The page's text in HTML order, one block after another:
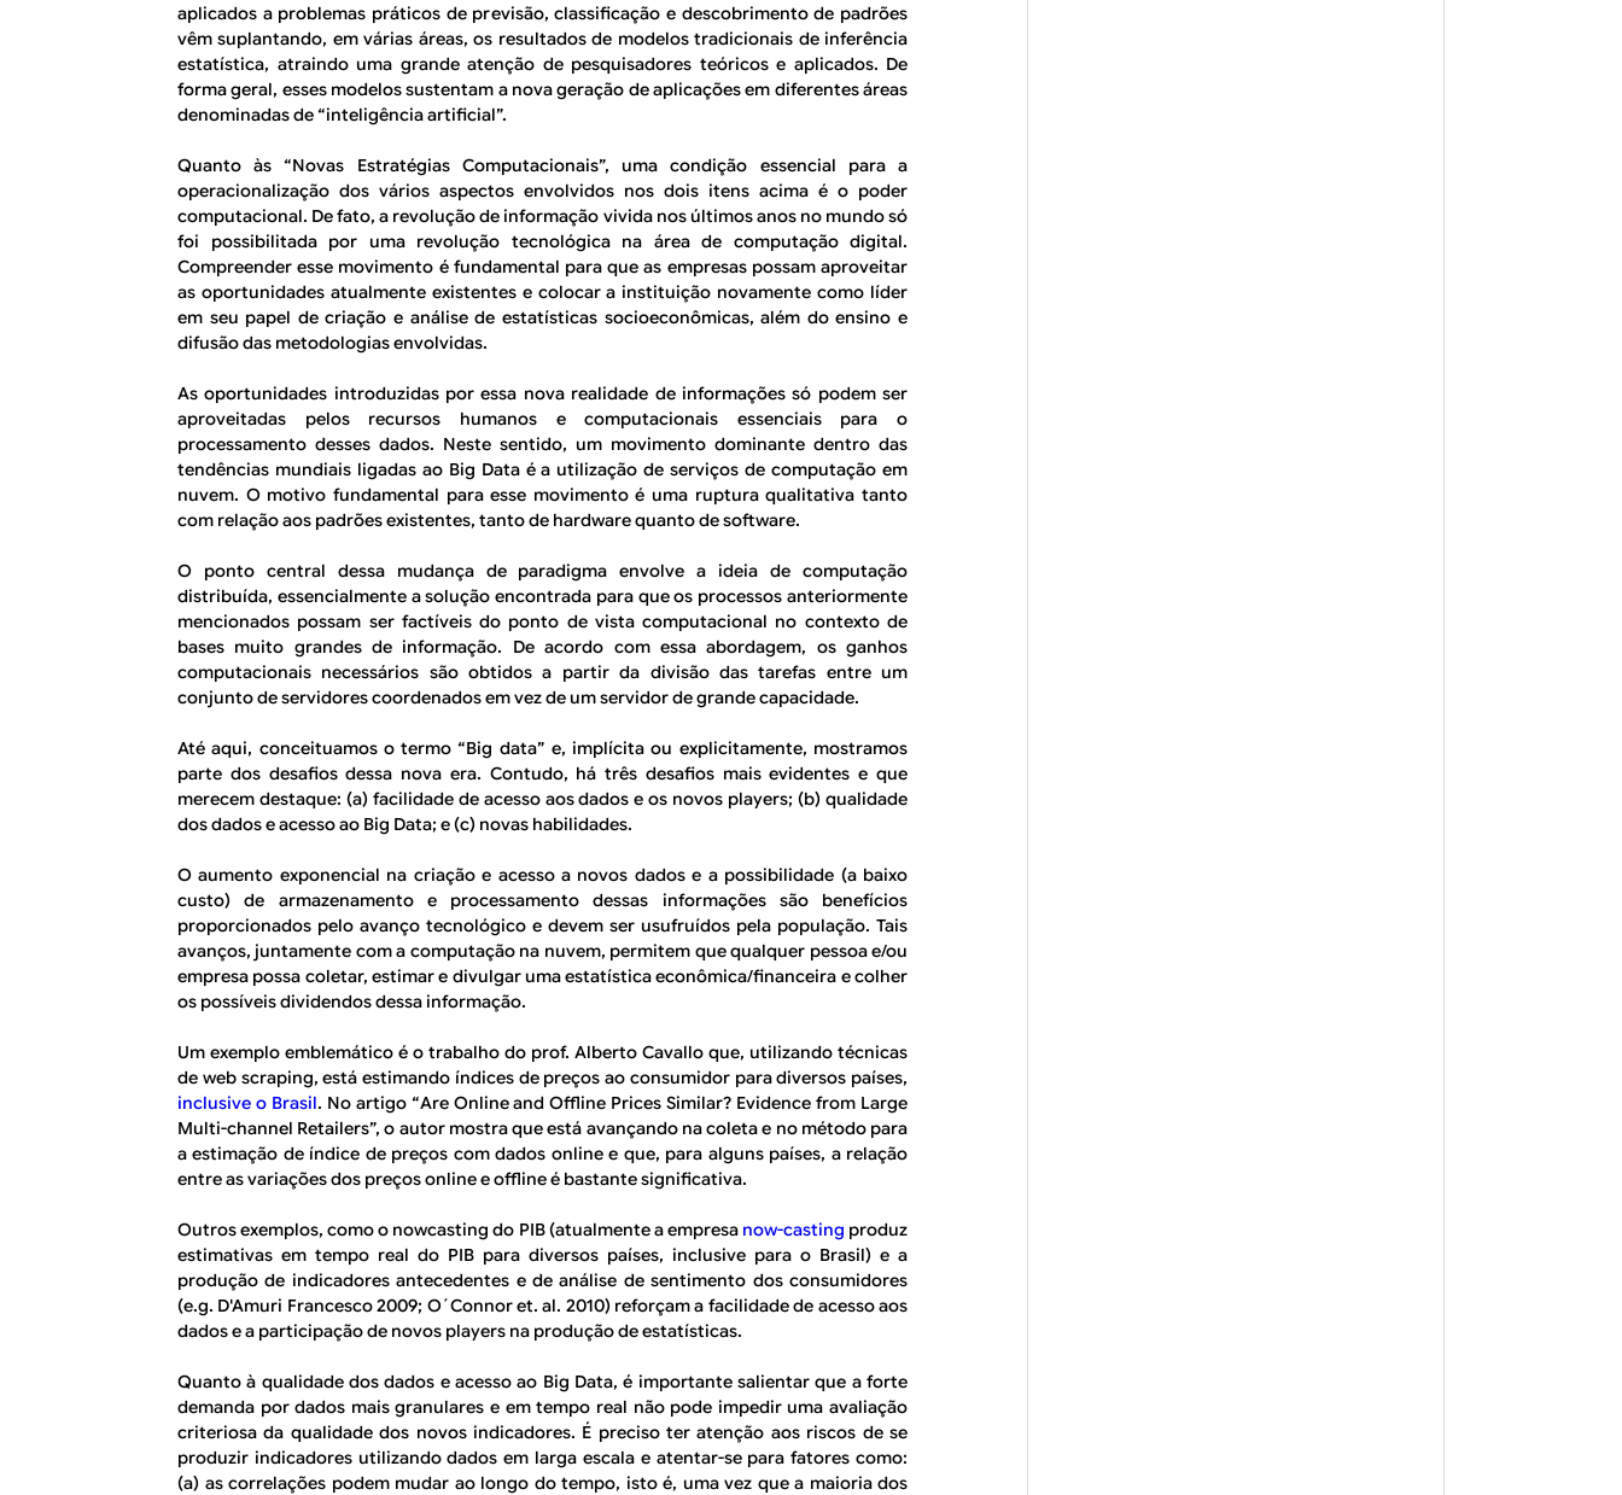
aplicados a problemas práticos de previsão, classificação e descobrimento de padrões
vêm suplantando, em várias áreas, os resultados de modelos tradicionais de inferência
estatística, atraindo uma grande atenção de pesquisadores teóricos e aplicados. De
forma geral, esses modelos sustentam a nova geração de aplicações em diferentes áreas
denominadas de “inteligência artificial”.
Quanto às “Novas Estratégias Computacionais”, uma condição essencial para a
operacionalização dos vários aspectos envolvidos nos dois itens acima é o poder
computacional. De fato, a revolução de informação vivida nos últimos anos no mundo só
foi possibilitada por uma revolução tecnológica na área de computação digital.
Compreender esse movimento é fundamental para que as empresas possam aproveitar
as oportunidades atualmente existentes e colocar a instituição novamente como líder
em seu papel de criação e análise de estatísticas socioeconômicas, além do ensino e
difusão das metodologias envolvidas.
As oportunidades introduzidas por essa nova realidade de informações só podem ser
aproveitadas pelos recursos humanos e computacionais essenciais para o
processamento desses dados. Neste sentido, um movimento dominante dentro das
tendências mundiais ligadas ao Big Dataé a utilização de serviços de computação em
nuvem. O motivo fundamental para esse movimento é uma ruptura qualitativa tanto
com relação aos padrões existentes, tanto de hardware quanto de software.
O ponto central dessa mudança de paradigma envolve a ideia de computação
distribuída, essencialmente a solução encontrada para que os processos anteriormente
mencionados possam ser factíveis do ponto de vista computacional no contexto de
bases muito grandes de informação. De acordo com essa abordagem, os ganhos
computacionais necessários são obtidos a partir da divisão das tarefas entre um
conjunto de servidores coordenados em vez de um servidor de grande capacidade.
Até aqui, conceituamos o termo “Big data” e, implícita ou explicitamente, mostramos
parte dos desafios dessa nova era. Contudo, há três desafios mais evidentes e que
merecem destaque: (a) facilidade de acesso aos dados e os novos players; (b) qualidade
dos dados e acesso ao Big Data; e (c) novas habilidades.
O aumento exponencial na criação e acesso a novos dados e a possibilidade (a baixo
custo) de armazenamento e processamento dessas informações são benefícios
proporcionados pelo avanço tecnológico e devem ser usufruídos pela população. Tais
avanços, juntamente com a computação na nuvem, permitem que qualquer pessoa e/ou
empresa possa coletar, estimar e divulgar uma estatística econômica/financeira e colher
os possíveis dividendos dessa informação.
Um exemplo emblemático é o trabalho do prof. Alberto Cavallo que, utilizando técnicas
de web scraping,está estimando índices de preços ao consumidor para diversos países,
inclusive o Brasil. No artigo “Are Online and Offline Prices Similar? Evidence from Large
Multi-channel Retailers”, o autor mostra que está avançando na coleta e no método para
a estimação de índice de preços com dados onlinee que, para alguns países, a relação
entre as variações dos preçosonlineeofflineé bastante significativa.
Outros exemplos, como o nowcasting do PIB (atualmente a empresa now-casting produz
estimativas em tempo real do PIB para diversos países, inclusive para o Brasil) e a
produção de indicadores antecedentes e de análise de sentimento dos consumidores
(e.g. D'Amuri Francesco 2009; O´Connor et. al. 2010) reforçam a facilidade de acesso aos
dados e a participação de novos players na produção de estatísticas.
Quanto à qualidade dos dados e acesso ao Big Data, é importante salientar que a forte
demanda por dados mais granulares e em tempo real não pode impedir uma avaliação
criteriosa da qualidade dos novos indicadores. É preciso ter atenção aos riscos de se
produzir indicadores utilizando dados em larga escala e atentar-se para fatores como:
(a) as correlações podem mudar ao longo do tempo, isto é, uma vez que a maioria dos